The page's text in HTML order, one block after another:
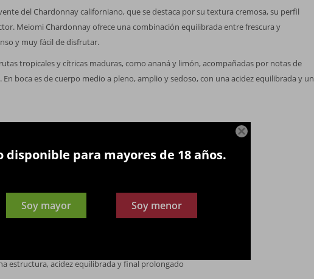

disponible para mayores de 18 años.
Soy mayor Soy menor
del Chardonnay californiano, que se destaca por su textura cremosa, su perfil
Meiomi Chardonnay ofrece una combinación equilibrada entre frescura y
y muy fácil de disfrutar.
tropicales y cítricas maduras, como ananá y limón, acompañadas por notas de
boca es de cuerpo medio a pleno, amplio y sedoso, con una acidez equilibrada y un
manteca y notas de roble tostado
estructura, acidez equilibrada y final prolongado